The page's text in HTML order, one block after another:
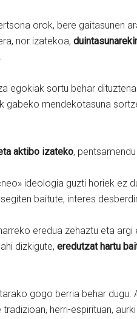
orok, bere gaitasunen
nor izatekoa,
egokiak sortu behar
gabeko mendekotasuna
aktibo izateko,
ideologia guzti horiek
baitute, interes
eredua zehaztu eta
dizkigute, eredutzat hartu
gogo berria behar
herri-espirituan,